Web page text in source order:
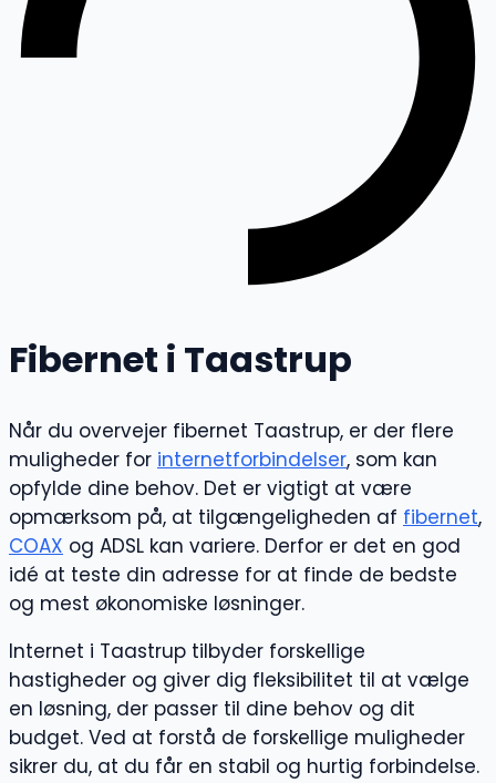
Fibernet i Taastrup
Når du overvejer fibernet Taastrup, er der flere
muligheder for internetforbindelser, som kan
opfylde dine behov. Det er vigtigt at være
opmærksom på, at tilgængeligheden af fibernet,
COAX og ADSL kan variere. Derfor er det en god
idé at teste din adresse for at finde de bedste
og mest økonomiske løsninger.
Internet i Taastrup tilbyder forskellige
hastigheder og giver dig fleksibilitet til at vælge
en løsning, der passer til dine behov og dit
budget. Ved at forstå de forskellige muligheder
sikrer du, at du får en stabil og hurtig forbindelse.